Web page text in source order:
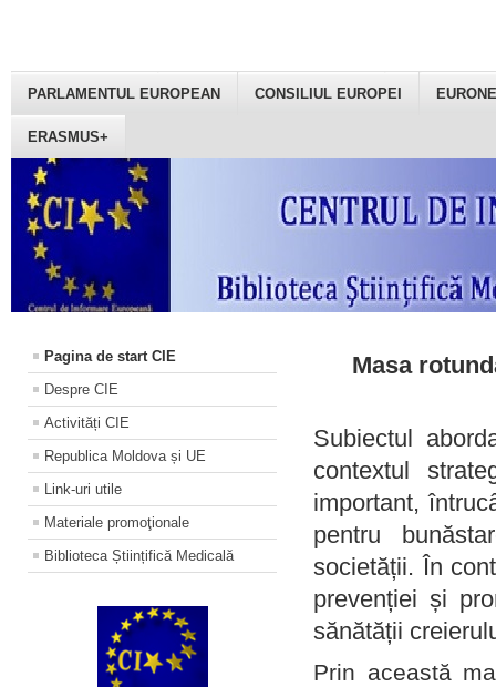
PARLAMENTUL EUROPEAN CONSILIUL EUROPEI
ERASMUS+
Pagina de start CIE
Despre CIE
Activități CIE
Republica Moldova și UE
Link-uri utile
Materiale promoţionale
Biblioteca Științifică Medicală
Masa
Subiectul
contextul
important,
pentru
societății. În
prevenției și
sănătății
Prin această